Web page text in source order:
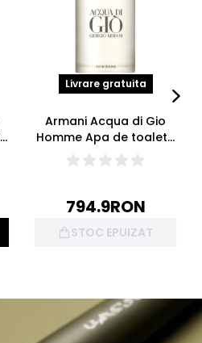
Livrare gratuita
Armani Acqua di Gio
Homme Apa de toaleta
200ml
794.9RON
STOC EPUIZAT